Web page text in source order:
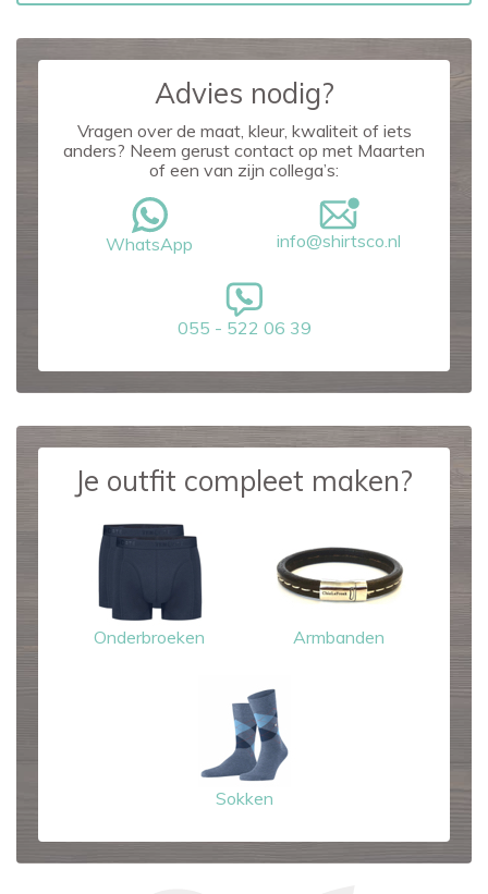
Advies nodig?
Vragen over de maat, kleur, kwaliteit of iets
anders? Neem gerust contact op met Maarten
of een van zijn collega’s:
WhatsApp info@shirtsco.nl
055 - 522 06 39
Je outfit compleet maken?
Onderbroeken Armbanden
Sokken